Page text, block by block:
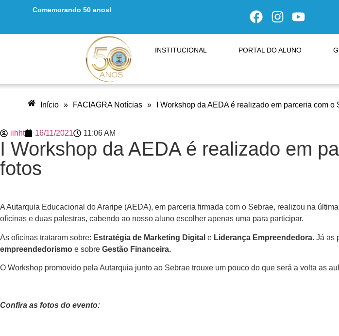
Comemorando 50 anos!
INSTITUCIONAL PORTAL DO ALUNO
Início » FACIAGRA Notícias » I Workshop da AEDA é realizado em parceria com o
iihht 16/11/2021 11:06 AM
I Workshop da AEDA é realizado em
fotos
A Autarquia Educacional do Araripe (AEDA), em parceria firmada com o Sebrae, realizou na
oficinas e duas palestras, cabendo ao nosso aluno escolher apenas uma para participar.
As oficinas trataram sobre: Estratégia de Marketing Digital e Liderança Empreendedora. Já as
empreendedorismo e sobre Gestão Financeira.
O Workshop promovido pela Autarquia junto ao Sebrae trouxe um pouco do que será a volta as
Confira as fotos do evento: